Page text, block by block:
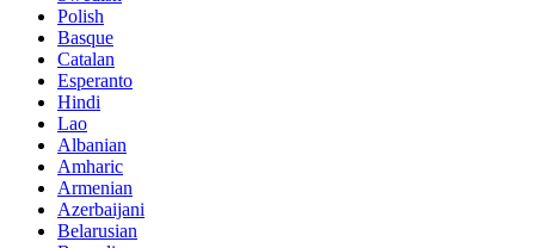
Polish
Basque
Catalan
Esperanto
Hindi
Lao
Albanian
Amharic
Armenian
Azerbaijani
Belarusian